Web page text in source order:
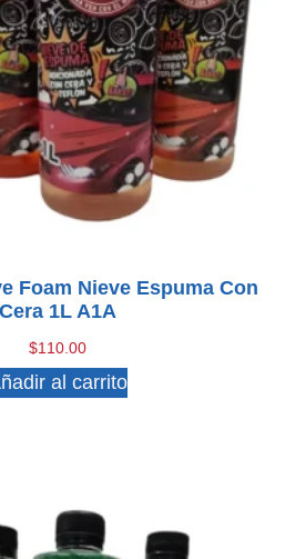
Foam Nieve Espuma Con
Cera 1L A1A
$110.00
al carrito